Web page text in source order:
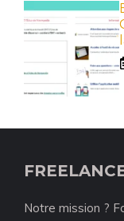
Notre mission ?